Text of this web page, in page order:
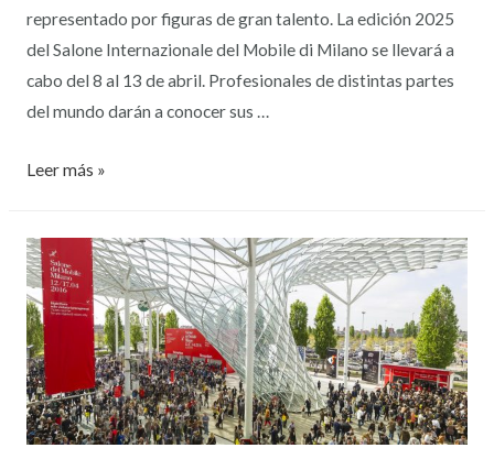
representado por figuras de gran talento. La edición 2025
del Salone Internazionale del Mobile di Milano se llevará a
cabo del 8 al 13 de abril. Profesionales de distintas partes
del mundo darán a conocer sus …
Leer más »